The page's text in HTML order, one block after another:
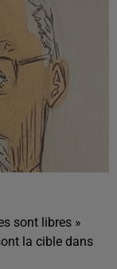
sont libres »
la cible dans